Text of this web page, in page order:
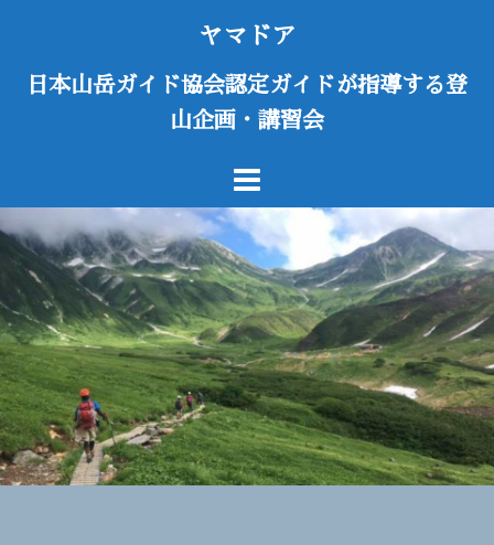
キ
ヤマドア
日本山岳ガイド協会認定ガイドが指導する登
山企画・講習会